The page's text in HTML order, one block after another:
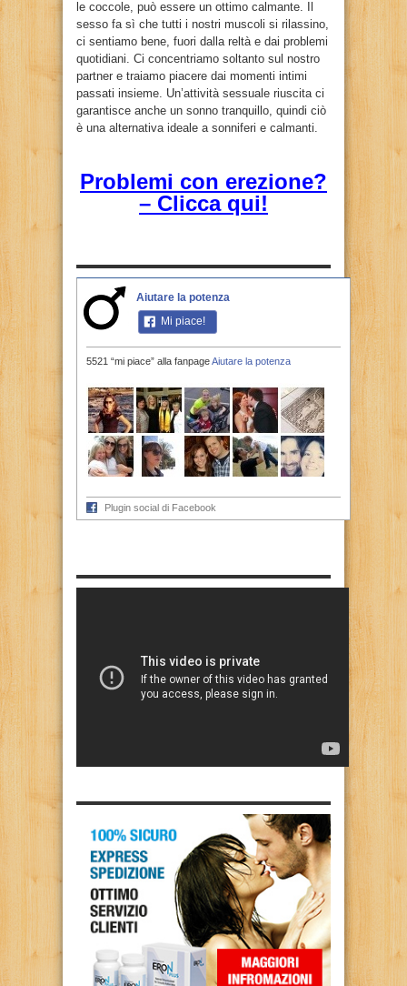
le coccole, può essere un ottimo calmante. Il
sesso fa sì che tutti i nostri muscoli si rilassino,
ci sentiamo bene, fuori dalla reltà e dai problemi
quotidiani. Ci concentriamo soltanto sul nostro
partner e traiamo piacere dai momenti intimi
passati insieme. Un’attività sessuale riuscita ci
garantisce anche un sonno tranquillo, quindi ciò
è una alternativa ideale a sonniferi e calmanti.
Problemi con erezione?
– Clicca qui!
Aiutare la potenza
Mi piace!
5521 “mi piace” alla fanpageAiutare la potenza
Plugin social di Facebook